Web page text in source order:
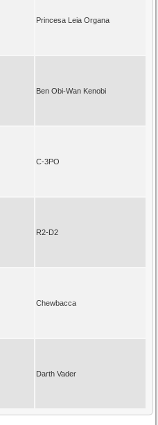
Princesa Leia Organa
Ben Obi-Wan Kenobi
C-3PO
R2-D2
Chewbacca
Darth Vader